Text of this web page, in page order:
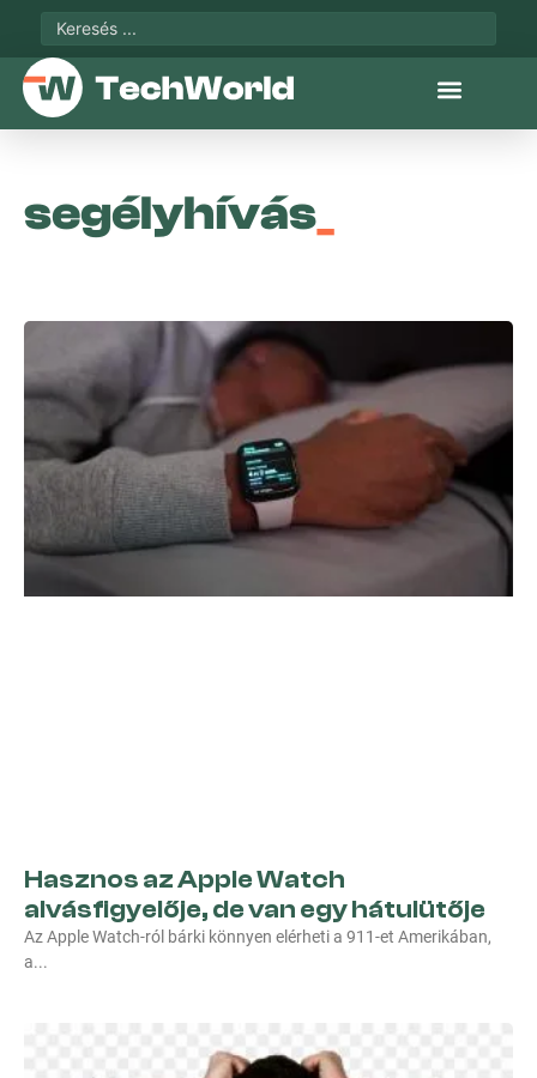
segélyhívás
Hasznos az Apple Watch
alvásfigyelője, de van egy hátulütője
Az Apple Watch-ról bárki könnyen elérheti a 911-et Amerikában,
a